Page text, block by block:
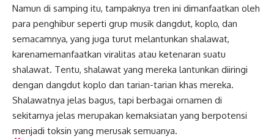
Namun di samping itu, tampaknya tren ini dimanfaatkan oleh
para penghibur seperti grup musik dangdut, koplo, dan
semacamnya, yang juga turut melantunkan shalawat,
karenamemanfaatkan viralitas atau ketenaran suatu
shalawat. Tentu, shalawat yang mereka lantunkan diiringi
dengan dangdut koplo dan tarian-tarian khas mereka.
Shalawatnya jelas bagus, tapi berbagai ornamen di
sekitarnya jelas merupakan kemaksiatan yang berpotensi
menjadi toksin yang merusak semuanya.